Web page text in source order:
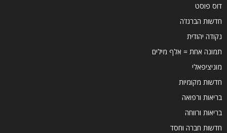
דוס פוסט
חדשות הברנז'ה
נקודה יהודית
תמונה אחת = אלף מילים
מוניציפאלי
חדשות מקומיות
בריאות ורפואה
בריאות ורווחה
חדשות חברה וחסד